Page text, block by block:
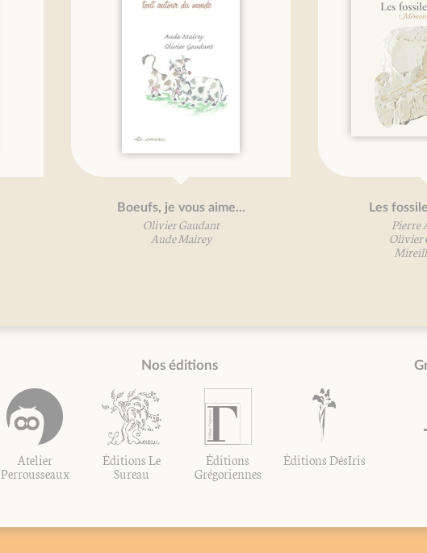
Boeufs, je vous aime...
Olivier Gaudant
Aude Mairey
Les fossiles du
Pierre Abi Saad
Olivier Gaudant
Mireille Gayet
Nos éditions
Atelier
Perrousseaux
Éditions Le
Sureau
Éditions
Grégoriennes
Éditions DésIris